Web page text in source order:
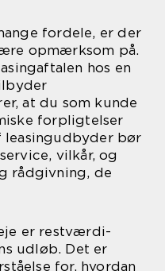
fordele, er der
opmærksom på.
hos en
at du som kunde
forpligtelser
leasingudbyder bør
vilkår, og
rådgivning, de
er restværdi-
udløb. Det er
for, hvordan